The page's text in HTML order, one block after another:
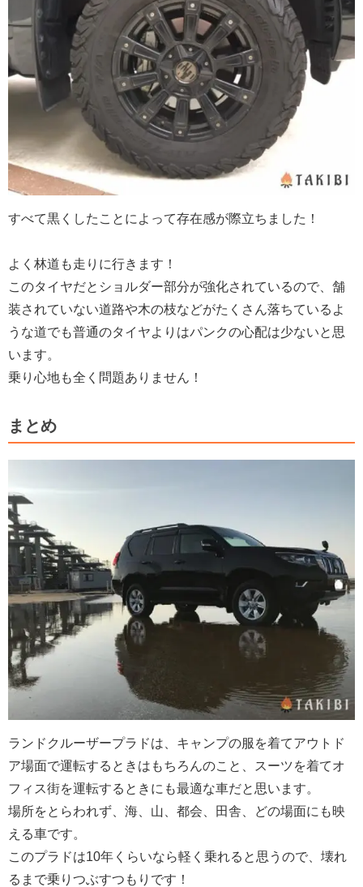
すべて黒くしたことによって存在感が際立ちました！
よく林道も走りに行きます！
このタイヤだとショルダー部分が強化されているので、舗
装されていない道路や木の枝などがたくさん落ちているよ
うな道でも普通のタイヤよりはパンクの心配は少ないと思
います。
乗り心地も全く問題ありません！
まとめ
ランドクルーザープラドは、キャンプの服を着てアウトド
ア場面で運転するときはもちろんのこと、スーツを着てオ
フィス街を運転するときにも最適な車だと思います。
場所をとらわれず、海、山、都会、田舎、どの場面にも映
える車です。
このプラドは10年くらいなら軽く乗れると思うので、壊れ
るまで乗りつぶすつもりです！